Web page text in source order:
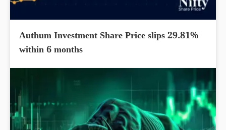
Authum Investment Share Price slips 29.81%
within 6 months